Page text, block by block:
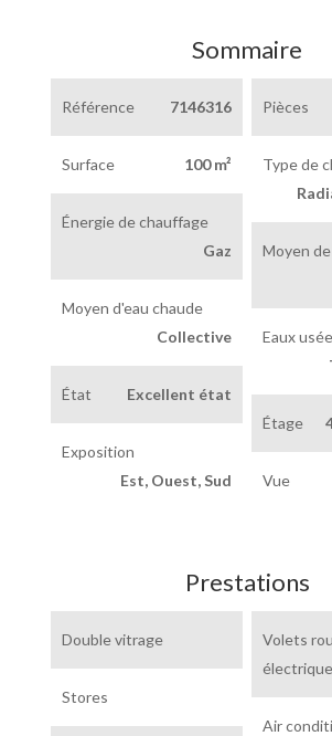
Sommaire
Référence 7146316 Pièces
Surface 100 m²
Type de
Énergie de chauffage
Gaz
Moyen
Moyen d'eau chaude
Collective
Eaux
État
Excellent état
Étage
Exposition
Est, Ouest, Sud
Vue
Prestations
Double vitrage
Volets
Stores
Air